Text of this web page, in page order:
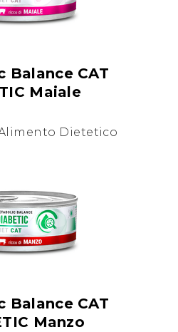
Balance CAT
Maiale
Dietetico
Balance CAT
Manzo